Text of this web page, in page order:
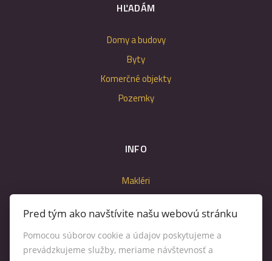
HĽADÁM
Domy a budovy
Byty
Komerčné objekty
Pozemky
INFO
Makléri
Kontakt
Nastavenie cookies
Pred tým ako navštívite našu webovú stránku
Pomocou súborov cookie a údajov poskytujeme a
prevádzkujeme služby, meriame návštevnosť a